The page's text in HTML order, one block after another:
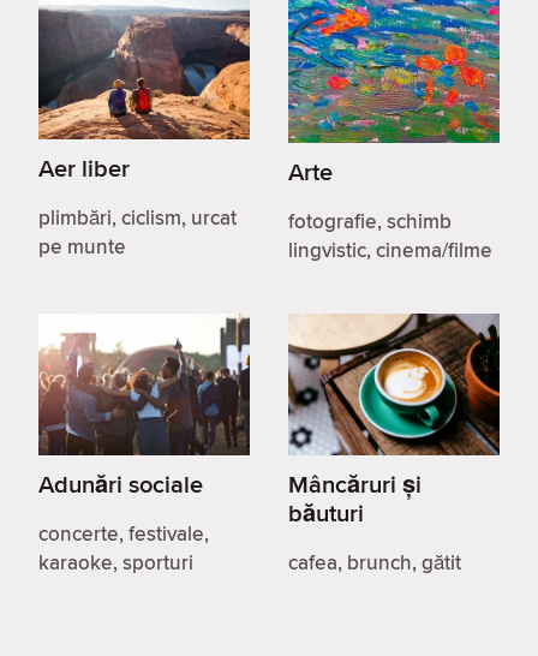
Aer liber
plimbări, ciclism, urcat
pe munte
Arte
fotografie, schimb
lingvistic, cinema/filme
Adunări sociale
concerte, festivale,
karaoke, sporturi
Mâncăruri și
băuturi
cafea, brunch, gătit